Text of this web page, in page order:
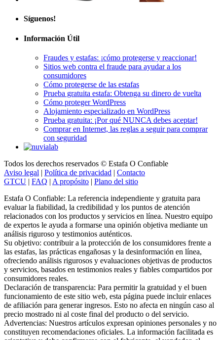
Sitios web contra el fraude para ayudar a los
consumidores
Cómo protegerse de las estafas
Prueba gratuita estafa: Obtenga su dinero de vuelta
Cómo proteger WordPress
Alojamiento especializado en WordPress
Prueba gratuita: ¡Por qué NUNCA debes aceptar!
Comprar en Internet, las reglas a seguir para comprar
con seguridad
Aviso legal|Política de privacidad|Contacto
GTCU|FAQ|A propósito|Plano del sitio
evaluar la fiabilidad, la credibilidad y los puntos de atención
relacionados con los productos y servicios en línea. Nuestro equipo
de expertos le ayuda a formarse una opinión objetiva mediante un
análisis riguroso y testimonios auténticos.
Su objetivo: contribuir a la protección de los consumidores frente a
las estafas, las prácticas engañosas y la desinformación en línea,
ofreciendo análisis rigurosos y evaluaciones objetivas de productos
y servicios, basados en testimonios reales y fiables compartidos por
consumidores reales.
Declaración de transparencia: Para permitir la gratuidad y el buen
funcionamiento de este sitio web, esta página puede incluir enlaces
de afiliación para generar ingresos. Esto no afecta en ningún caso al
precio mostrado ni al coste final del producto o del servicio.
Advertencias: Nuestros artículos expresan opiniones personales y no
constituyen recomendaciones oficiales. La información facilitada es
orientativa y debe confirmarse con el fabricante, el vendedor, el